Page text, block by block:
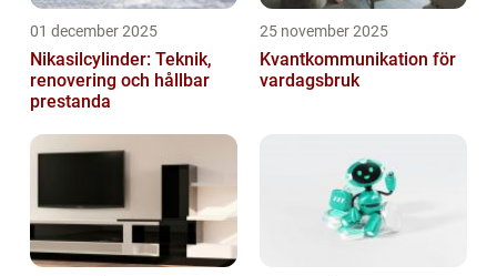
01 december 2025
Nikasilcylinder: Teknik,
renovering och hållbar
prestanda
25 november 2025
Kvantkommunikation för
vardagsbruk